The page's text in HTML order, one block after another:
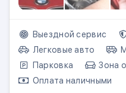
Выездной сервис
Легковые авто
Парковка
Зона
Оплата наличными